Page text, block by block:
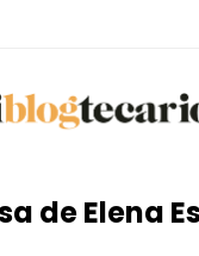
de Elena